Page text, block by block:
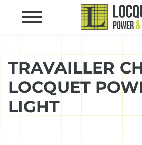
TRAVAILLER
LOCQUET
LIGHT